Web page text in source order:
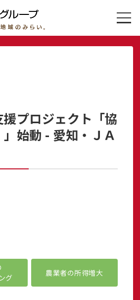
プロジェクト「協
」始動 - 愛知・ＪＡ
グ
農業者の所得増大